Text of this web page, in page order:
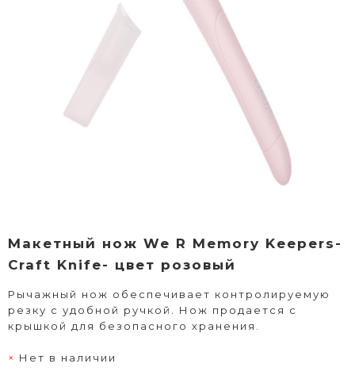
Макетный нож We R Memory Keepers-
Craft Knife- цвет розовый
Рычажный нож обеспечивает контролируемую
резку с удобной ручкой. Нож продается с
крышкой для безопасного хранения.
Нет в наличии